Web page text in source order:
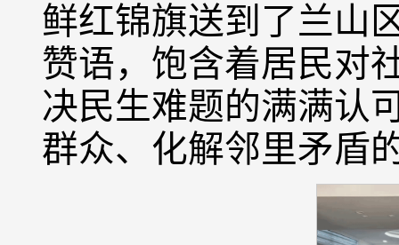
鲜红锦旗送到了兰山
赞语，饱含着居民对
决民生难题的满满认
群众、化解邻里矛盾